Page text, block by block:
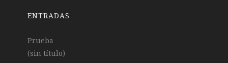
ENTRADAS
Prueba
(sin título)